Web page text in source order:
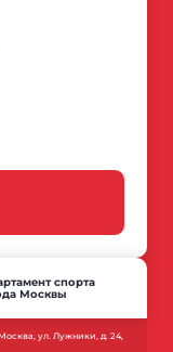
спорта
Москвы
ул. Лужники, д. 24,